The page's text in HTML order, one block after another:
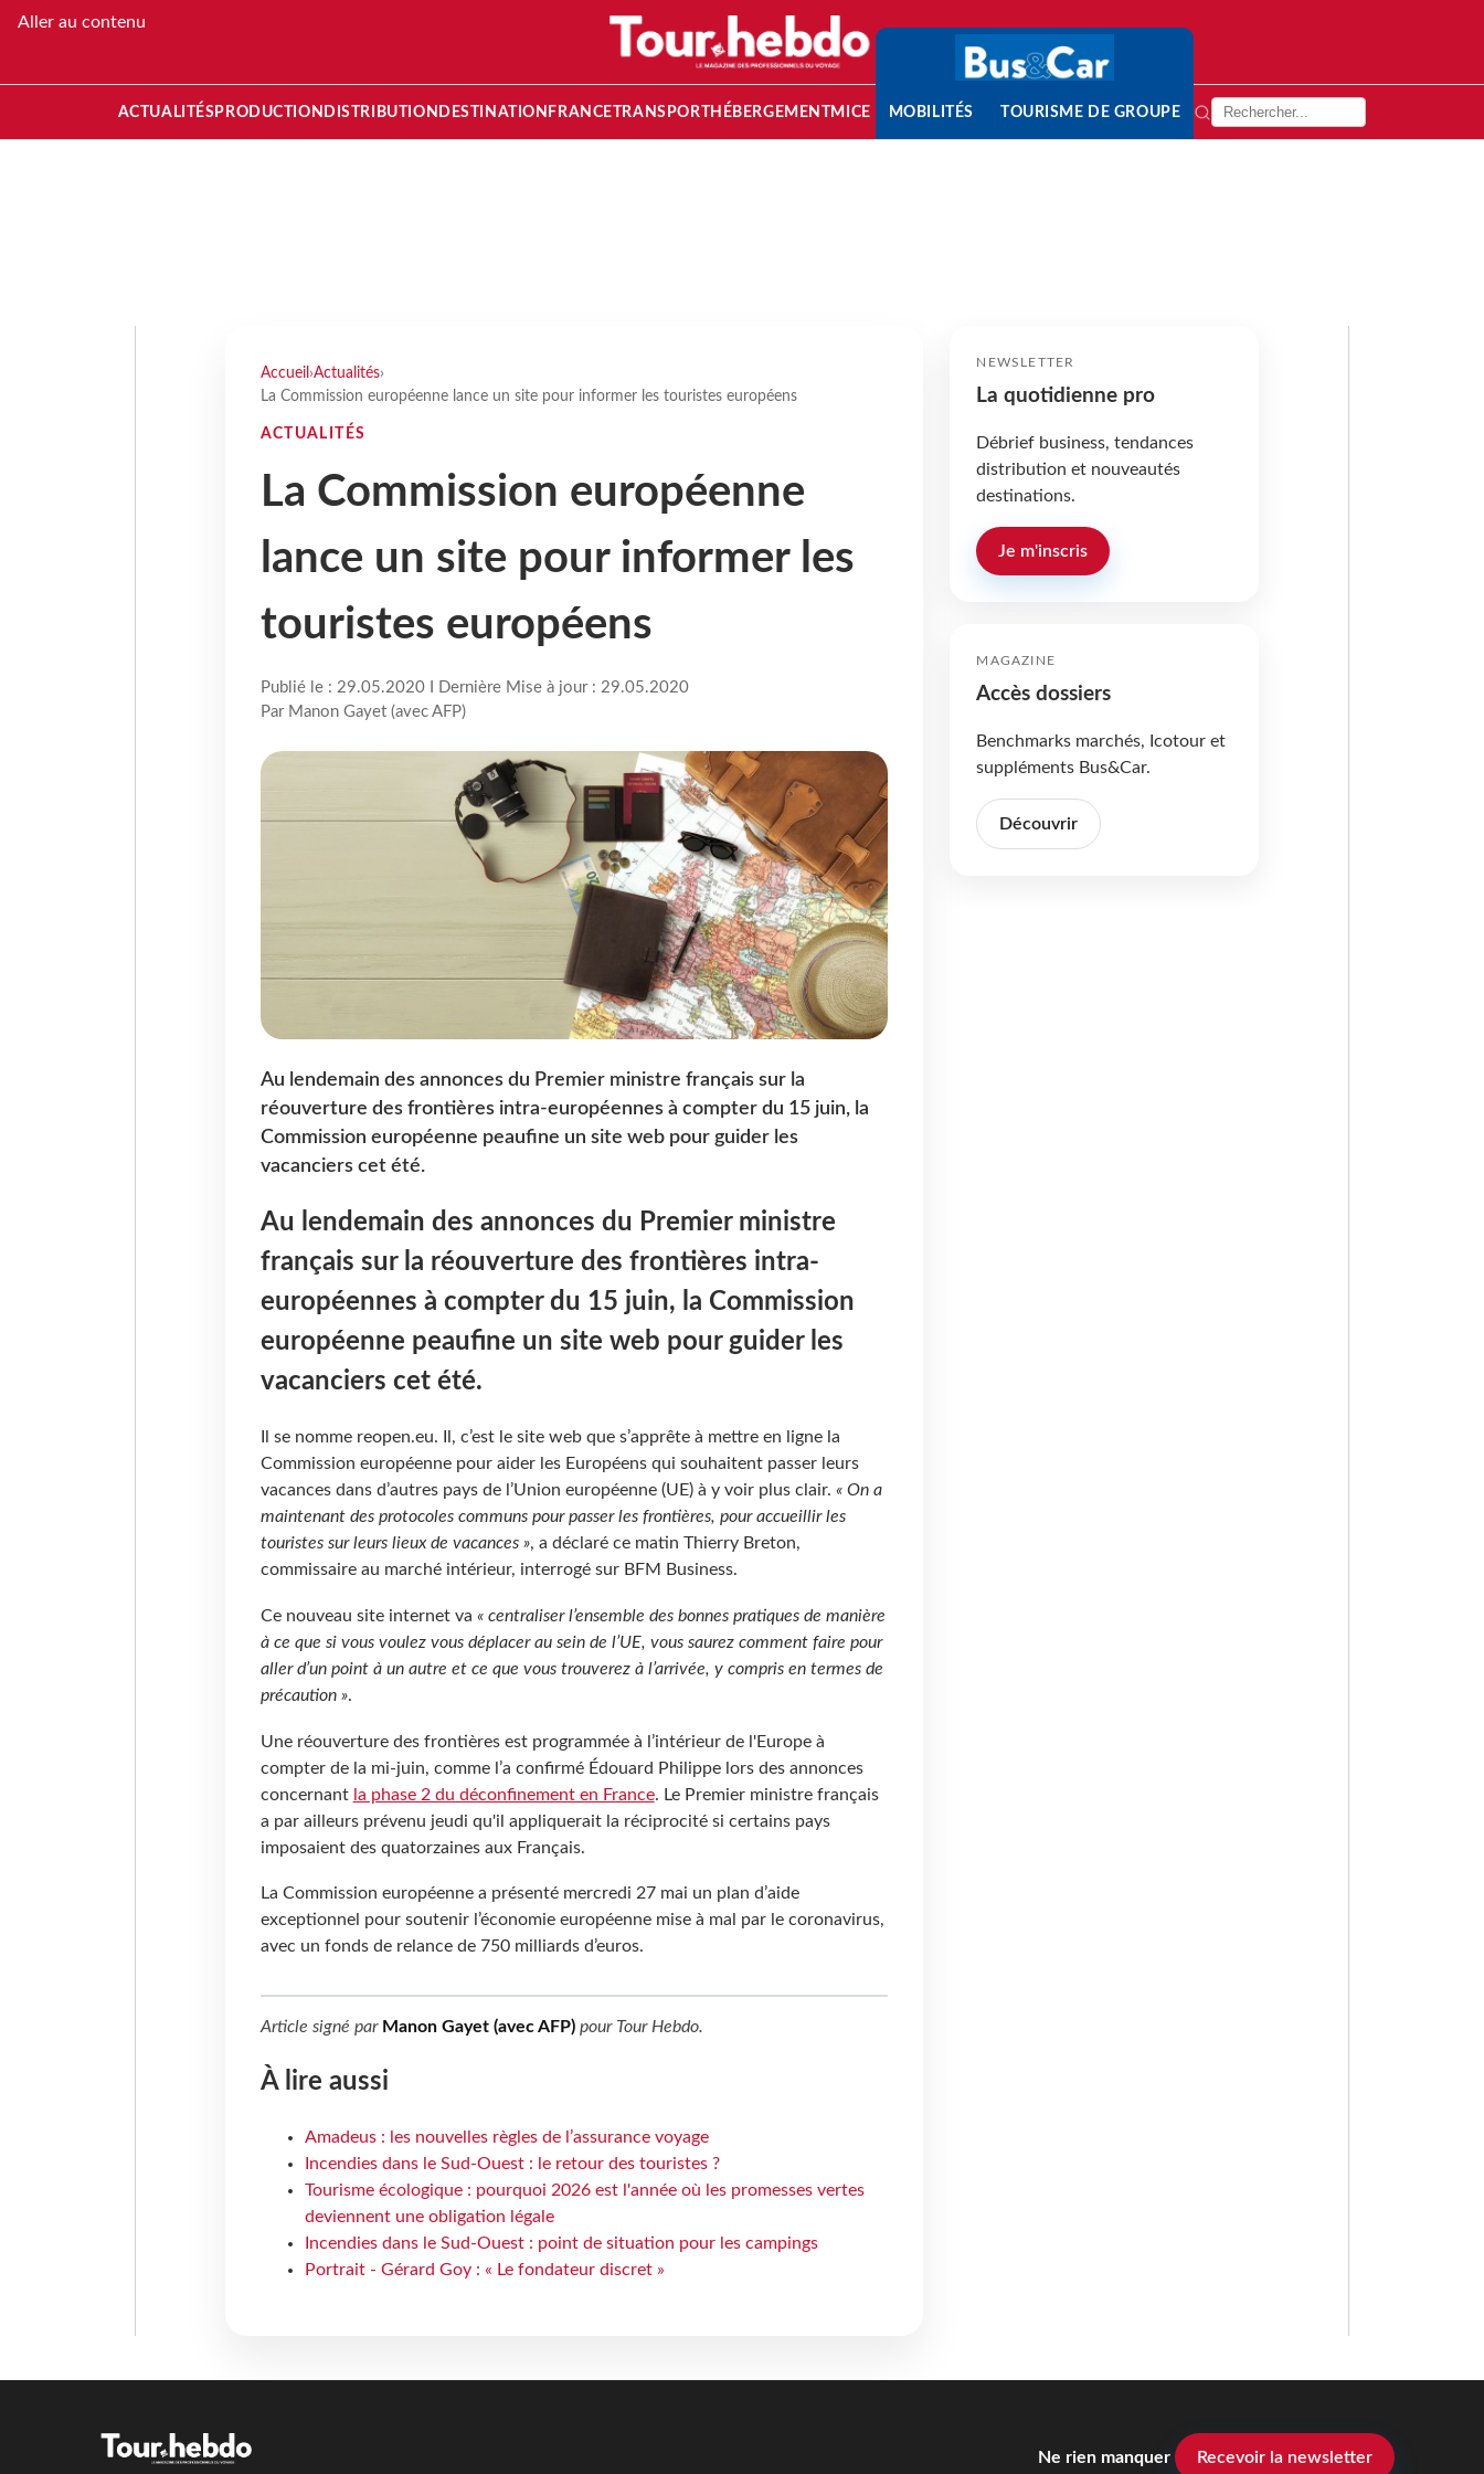
Aller au contenu
ACTUALITÉS PRODUCTION DISTRIBUTION DESTINATION FRANCETRANSPORT HÉBERGEMENTMICE MOBILITÉS TOURISME DE GROUPE
Accueil ›Actualités›
La Commission européenne lance un site pour informer les touristes européens
ACTUALITÉS
La Commission européenne
lance un site pour informer les
touristes européens
Publié le : 29.05.2020 I Dernière Mise à jour : 29.05.2020
Par Manon Gayet (avec AFP)
Au lendemain des annonces du Premier ministre français sur la
réouverture des frontières intra-européennes à compter du 15 juin, la
Commission européenne peaufine un site web pour guider les
vacanciers cet été.
Au lendemain des annonces du Premier ministre
français sur la réouverture des frontières intra-
européennes à compter du 15 juin, la Commission
européenne peaufine un site web pour guider les
vacanciers cet été.
Il se nomme reopen.eu. Il, c’est le site web que s’apprête à mettre en ligne la
Commission européenne pour aider les Européens qui souhaitent passer leurs
vacances dans d’autres pays de l’Union européenne (UE) à y voir plus clair. « On a
maintenant des protocoles communs pour passer les frontières, pour accueillir les
touristes sur leurs lieux de vacances », a déclaré ce matin Thierry Breton,
commissaire au marché intérieur, interrogé sur BFM Business.
Ce nouveau site internet va « centraliser l’ensemble des bonnes pratiques de manière
à ce que si vous voulez vous déplacer au sein de l’UE, vous saurez comment faire pour
aller d’un point à un autre et ce que vous trouverez à l’arrivée, y compris en termes de
précaution ».
Une réouverture des frontières est programmée à l’intérieur de l'Europe à
compter de la mi-juin, comme l’a confirmé Édouard Philippe lors des annonces
concernant la phase 2 du déconfinement en France. Le Premier ministre français
a par ailleurs prévenu jeudi qu'il appliquerait la réciprocité si certains pays
imposaient des quatorzaines aux Français.
La Commission européenne a présenté mercredi 27 mai un plan d’aide
exceptionnel pour soutenir l’économie européenne mise à mal par le coronavirus,
avec un fonds de relance de 750 milliards d’euros.
Article signé par Manon Gayet (avec AFP)pour Tour Hebdo.
À lire aussi
Amadeus : les nouvelles règles de l’assurance voyage
Incendies dans le Sud-Ouest : le retour des touristes ?
Tourisme écologique : pourquoi 2026 est l'année où les promesses vertes
deviennent une obligation légale
Incendies dans le Sud-Ouest : point de situation pour les campings
Portrait - Gérard Goy : « Le fondateur discret »
NEWSLETTER
La quotidienne pro
Débrief business, tendances
distribution et nouveautés
destinations.
Je m'inscris
MAGAZINE
Accès dossiers
Benchmarks marchés, Icotour et
suppléments Bus&Car.
Découvrir
Ne rien manquer Recevoir la newsletter